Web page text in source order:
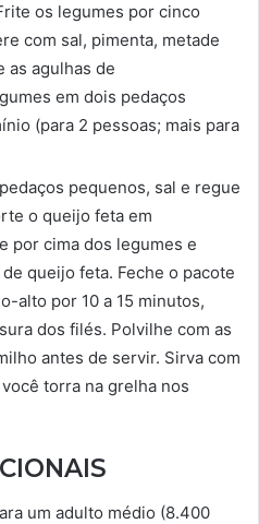
os legumes por cinco
com sal, pimenta, metade
as agulhas de
em dois pedaços
(para 2 pessoas; mais para
pequenos, sal e regue
o queijo feta em
por cima dos legumes e
queijo feta. Feche o pacote
alto por 10 a 15 minutos,
dos filés. Polvilhe com as
antes de servir. Sirva com
torra na grelha nos
um adulto médio (8.400